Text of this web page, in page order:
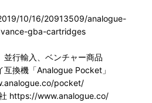
10/16/20913509/analogue-
gba-cartridges
輸入、ベンチャー商品
機「Analogue Pocket」
pocket/
https://www.analogue.co/